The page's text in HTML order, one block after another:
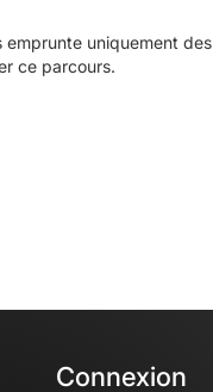
uniquement
ce parcours.
Connexion